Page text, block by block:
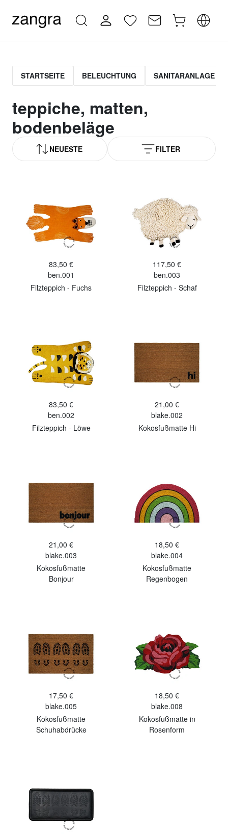
STARTSEITE BELEUCHTUNG SANITARANLAGE
teppiche, matten,
bodenbeläge
NEUESTE FILTER
83,50 €
ben.001
Filzteppich - Fuchs
117,50 €
ben.003
Filzteppich - Schaf
83,50 €
ben.002
Filzteppich - Löwe
21,00 €
blake.002
Kokosfußmatte Hi
21,00 €
blake.003
Kokosfußmatte
Bonjour
18,50 €
blake.004
Kokosfußmatte
Regenbogen
17,50 €
blake.005
Kokosfußmatte
Schuhabdrücke
18,50 €
blake.008
Kokosfußmatte in
Rosenform